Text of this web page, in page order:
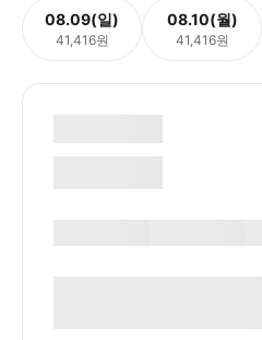
08.09(일)
41,416원
08.10(월)
41,416원